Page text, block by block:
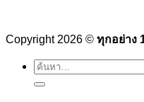
Copyright 2026 © ทุกอย่าง
ค้นหา: